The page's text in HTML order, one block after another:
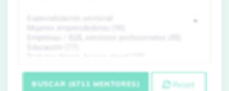
BUSCAR (6711 MENTORES) Reset